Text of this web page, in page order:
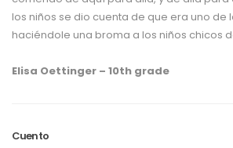
los niños se dio cuenta de que era uno de
haciéndole una broma a los niños chicos
Elisa Oettinger – 10th grade
Cuento